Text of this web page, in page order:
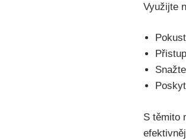
Využijte
S těmito